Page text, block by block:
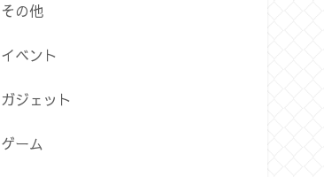
その他
イベント
ガジェット
ゲーム